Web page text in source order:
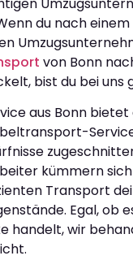
du nach
von Bonn
bist du bei uns
aus Bonn
kümmern
Transport
Egal, ob
handelt, wir